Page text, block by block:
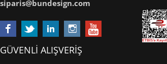
siparis@bundesign.com
GÜVENLİ ALIŞVERİŞ